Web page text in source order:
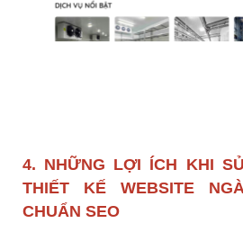
4. NHỮNG LỢI ÍCH KHI
THIẾT KẾ WEBSITE
CHUẨN SEO